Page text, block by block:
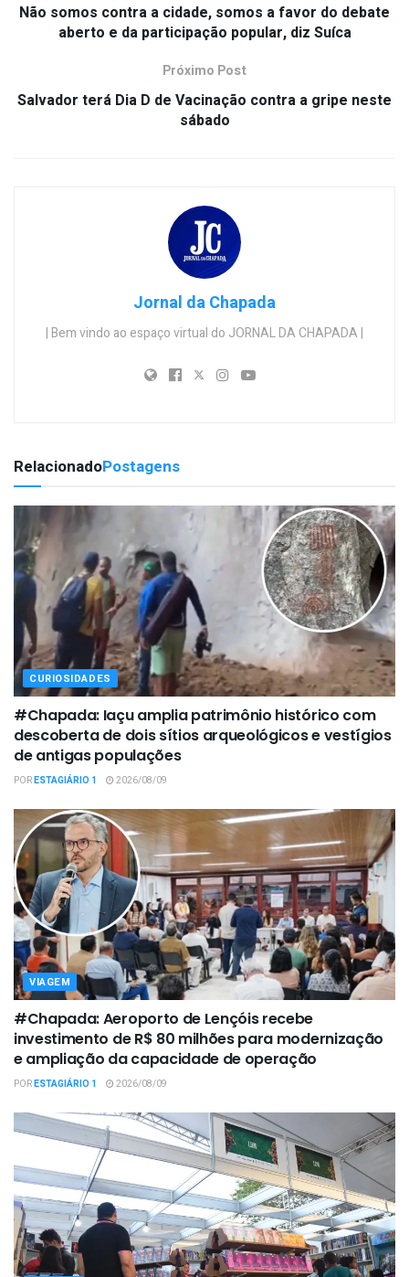
Não somos contra a cidade, somos a favor do debate
aberto e da participação popular, diz Suíca
Próximo Post
Salvador terá Dia D de Vacinação contra a gripe neste
sábado
Jornal da Chapada
| Bem vindo ao espaço virtual do JORNAL DA CHAPADA |
RelacionadoPostagens
CURIOSIDADES
#Chapada: Iaçu amplia patrimônio histórico com
descoberta de dois sítios arqueológicos e vestígios
de antigas populações
PORESTAGIÁRIO 1 2026/08/09
VIAGEM
#Chapada: Aeroporto de Lençóis recebe
investimento de R$ 80 milhões para modernização
e ampliação da capacidade de operação
PORESTAGIÁRIO 1 2026/08/09